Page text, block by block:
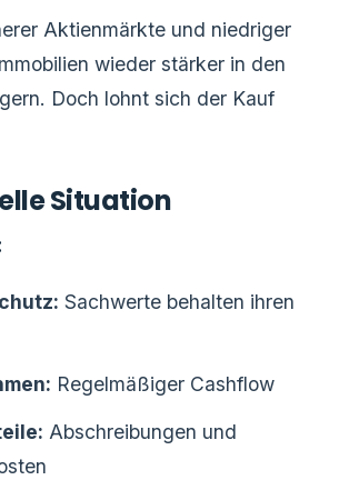
Aktienmärkte und niedriger
wieder stärker in den
Doch lohnt sich der Kauf
Situation
Sachwerte behalten ihren
Regelmäßiger Cashflow
Abschreibungen und